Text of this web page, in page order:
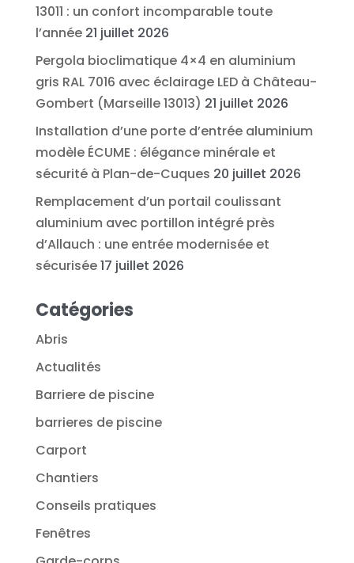
13011 : un confort incomparable toute
l’année 21 juillet 2026
Pergola bioclimatique 4×4 en aluminium
gris RAL 7016 avec éclairage LED à Château-
Gombert (Marseille 13013) 21 juillet 2026
Installation d’une porte d’entrée aluminium
modèle ÉCUME : élégance minérale et
sécurité à Plan-de-Cuques 20 juillet 2026
Remplacement d’un portail coulissant
aluminium avec portillon intégré près
d’Allauch : une entrée modernisée et
sécurisée17 juillet 2026
Catégories
Abris
Actualités
Barriere de piscine
barrieres de piscine
Carport
Chantiers
Conseils pratiques
Fenêtres